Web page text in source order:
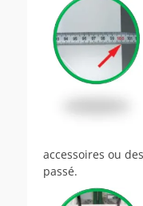
accessoires ou
passé.